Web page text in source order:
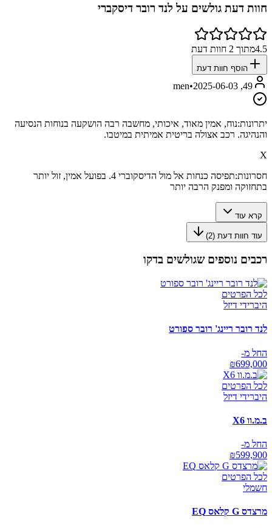
חוות דעת גולשים על לנד רובר דיסקברי
4.5מתוך 2 חוות דעת
הוסף חוות דעת
49, men
•2025-06-03
יתרונות:נוח, אמין מאוד, איכותי, מחשבה רבה הושקעה בנוחות הנסיעה
והנהיגה. רכב אצולה בריטית אמיתית במיטבו.
X
חסרונות:
תפיסה כנחות אל מול הדיסקוברי 4. בפועל אמין, זול יותר
בתחזוקה ומפנק הרבה יותר
קרא עוד
עוד חוות דעת (2
)
רכבים נוספים שגולשים בדקו
לכל הפרטים
היברידי דיזל
לנד רובר ריינג' רובר ספורט
החל מ-
₪699,000
לכל הפרטים
היברידי דיזל
ב.מ.וו X6
החל מ-
₪599,900
לכל הפרטים
חשמלי
מרצדס G קלאס EQ